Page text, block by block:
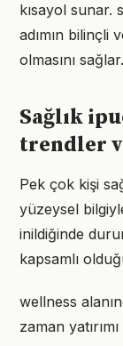
kısayol sunar.
adımın bilinçli
olmasını sağlar.
Sağlık
trendler
Pek çok kişi
yüzeysel
inildiğinde
kapsamlı
wellness
zaman